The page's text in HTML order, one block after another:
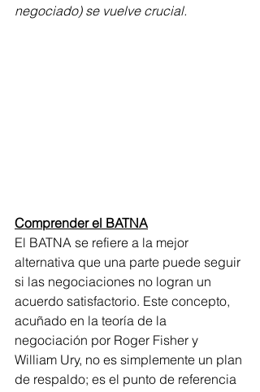
negociado) se vuelve crucial.
Comprender el BATNA
El BATNA se refiere a la mejor
alternativa que una parte puede seguir
si las negociaciones no logran un
acuerdo satisfactorio. Este concepto,
acuñado en la teoría de la
negociación por Roger Fisher y
William Ury, no es simplemente un plan
de respaldo; es el punto de referencia